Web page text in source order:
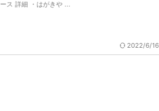
ース 詳細 ・はがきや ...
2022/6/16